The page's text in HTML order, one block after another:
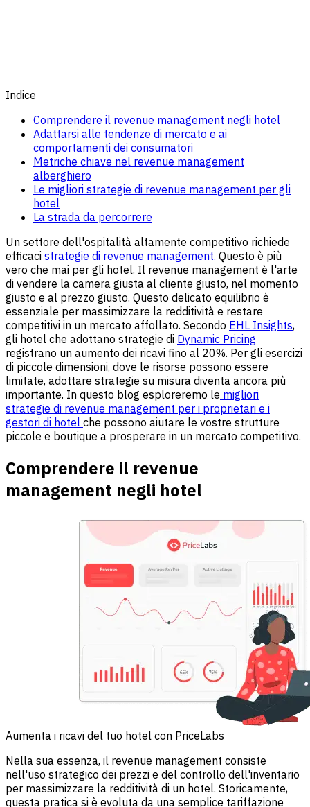
Indice
Comprendere il revenue management negli hotel
Adattarsi alle tendenze di mercato e ai
comportamenti dei consumatori
Metriche chiave nel revenue management
alberghiero
Le migliori strategie di revenue management per gli
hotel
La strada da percorrere
Un settore dell'ospitalità altamente competitivo richiede
efficaci strategie di revenue management. Questo è più
vero che mai per gli hotel. Il revenue management è l'arte
di vendere la camera giusta al cliente giusto, nel momento
giusto e al prezzo giusto. Questo delicato equilibrio è
essenziale per massimizzare la redditività e restare
competitivi in un mercato affollato. Secondo EHL Insights,
gli hotel che adottano strategie di Dynamic Pricing
registrano un aumento dei ricavi fino al 20%. Per gli esercizi
di piccole dimensioni, dove le risorse possono essere
limitate, adottare strategie su misura diventa ancora più
importante. In questo blog esploreremo le migliori
strategie di revenue management per i proprietari e i
gestori di hotel che possono aiutare le vostre strutture
piccole e boutique a prosperare in un mercato competitivo.
Comprendere il revenue
management negli hotel
Aumenta i ricavi del tuo hotel con PriceLabs
Nella sua essenza, il revenue management consiste
nell'uso strategico dei prezzi e del controllo dell'inventario
per massimizzare la redditività di un hotel. Storicamente,
questa pratica si è evoluta da una semplice tariffazione